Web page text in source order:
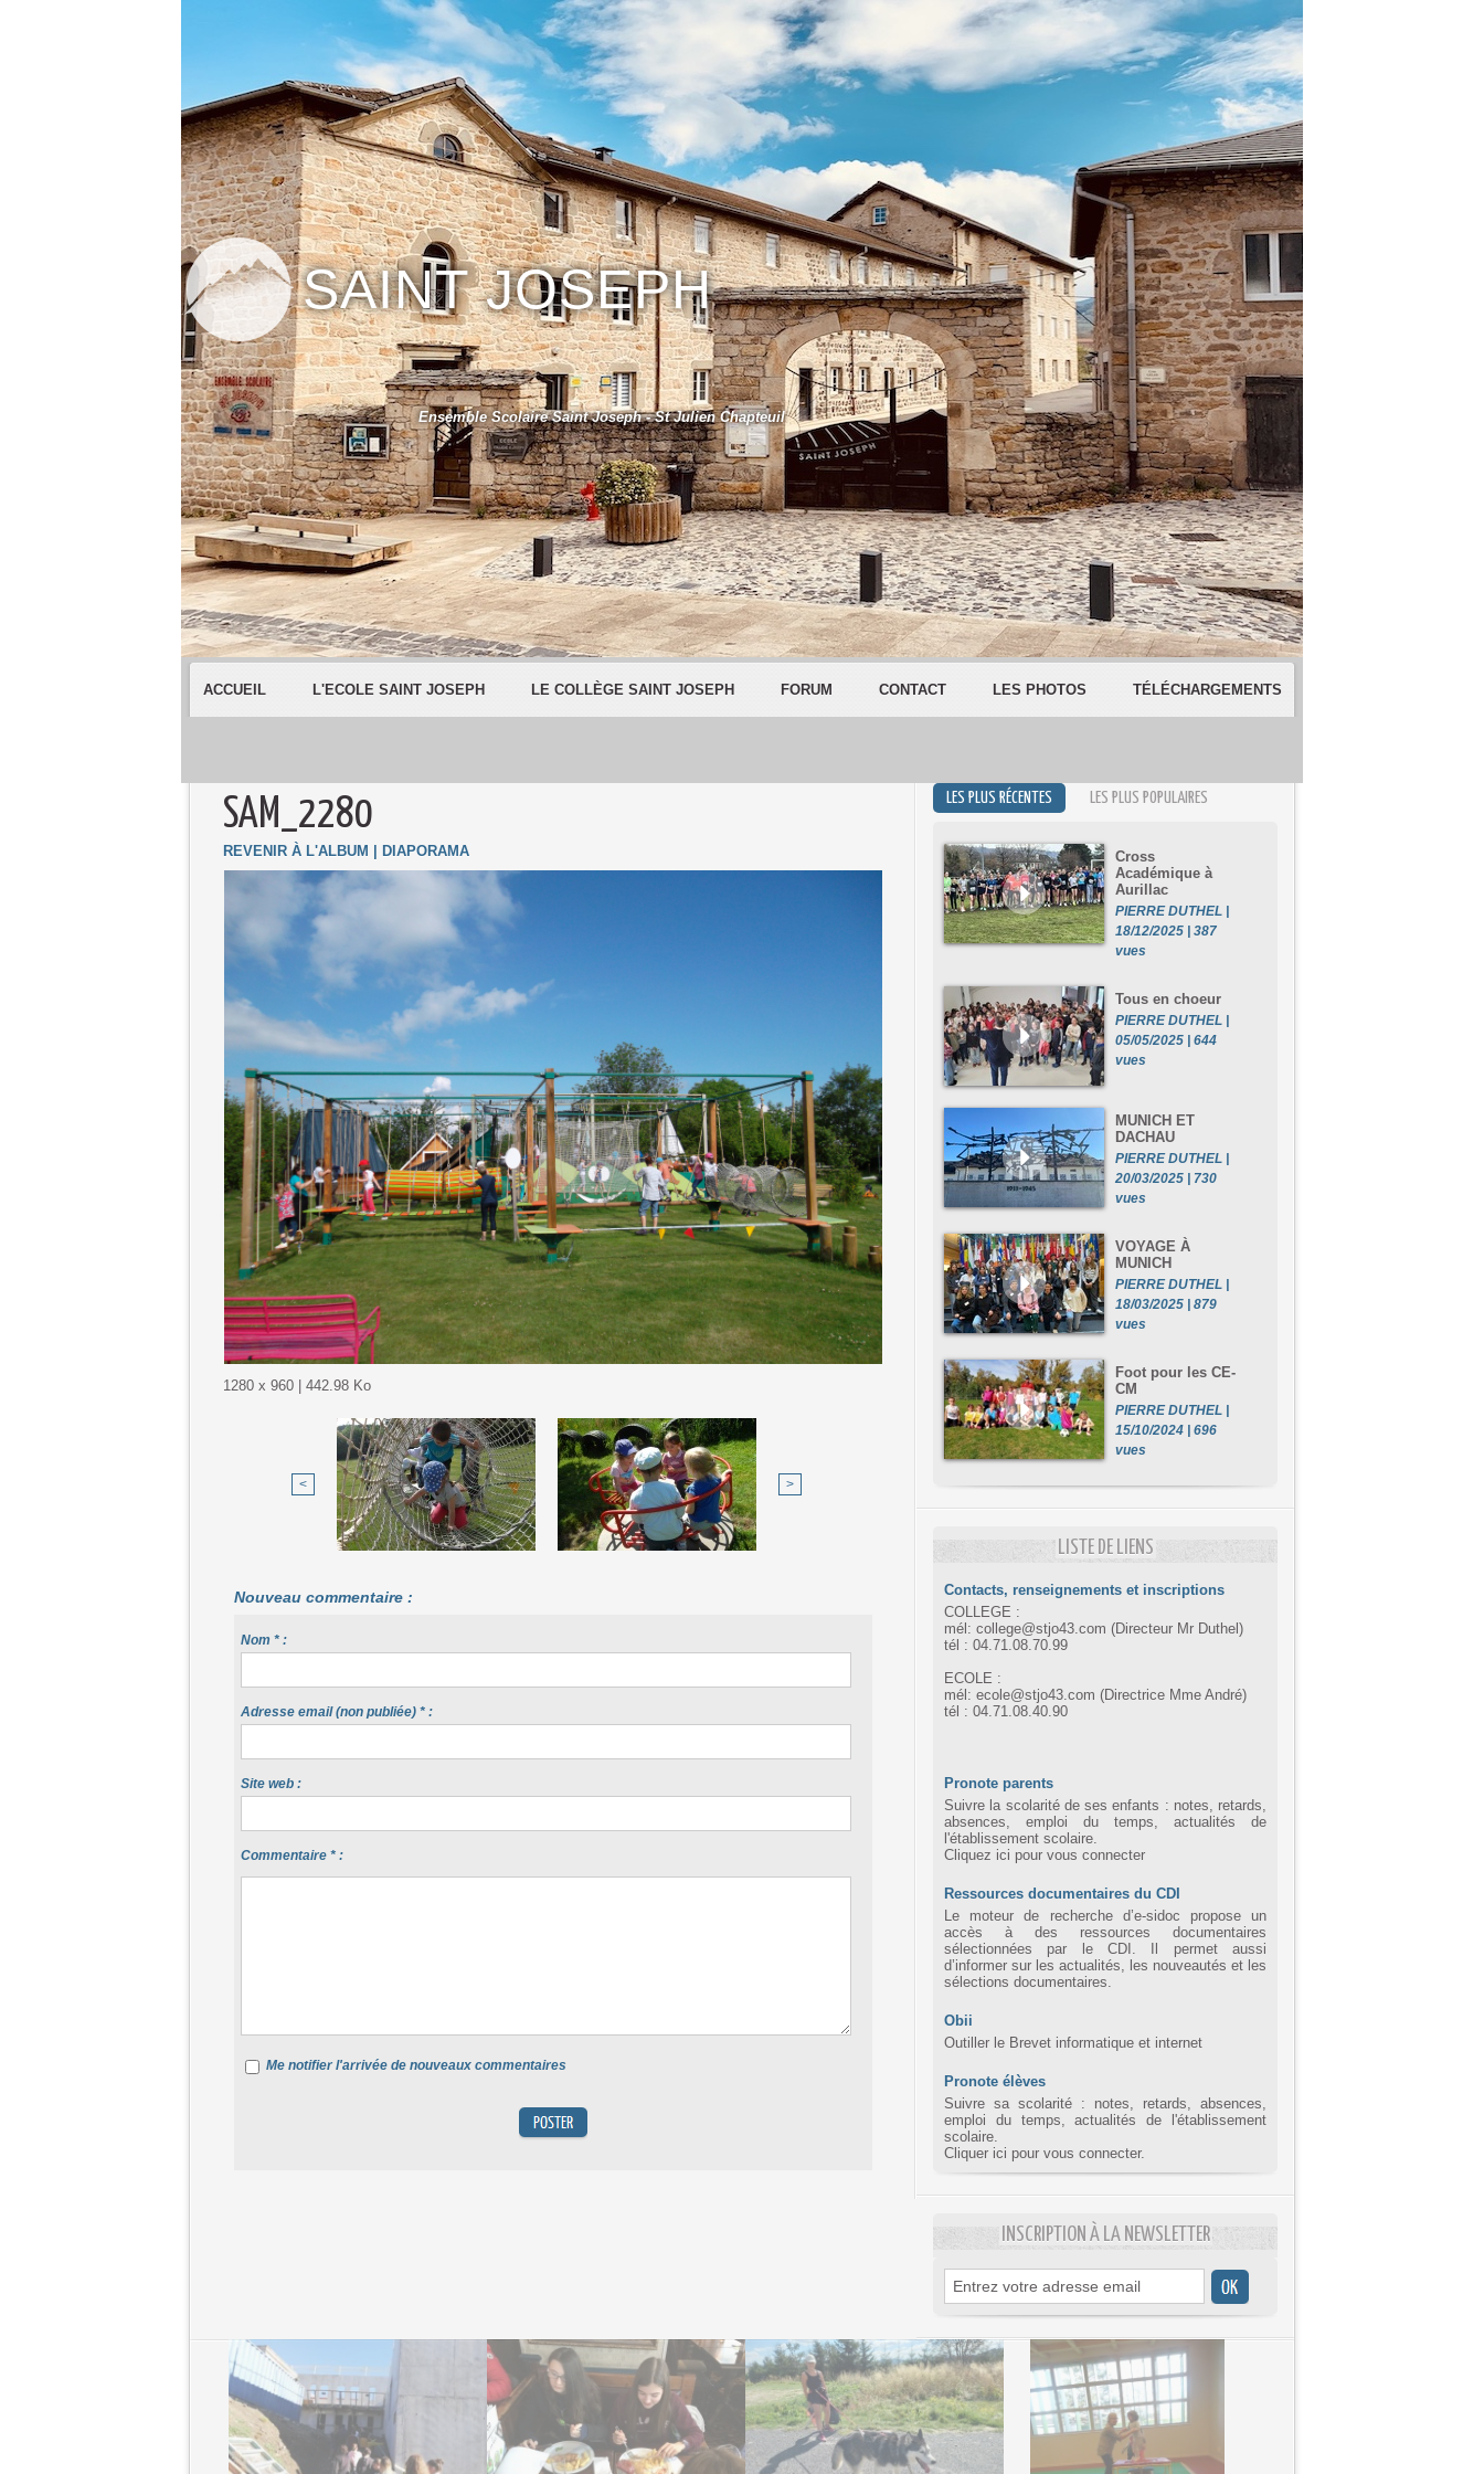
SAINT JOSEPH
Ensemble Scolaire Saint Joseph - St Julien Chapteuil
ACCUEIL L'ECOLE SAINT JOSEPH LE COLLÈGE SAINT JOSEPH FORUM CONTACT LES PHOTOS TÉLÉCHARGEMENTS
SAM_2280
REVENIR À L'ALBUM DIAPORAMA
1280 x 960 | 442.98 Ko
< >
Nouveau commentaire :
Nom * :
Adresse email (non publiée) * :
Site web :
Commentaire * :
Me notifier l'arrivée de nouveaux commentaires
LES PLUS RÉCENTES LES PLUS POPULAIRES
Cross
Académique à
Aurillac
PIERRE DUTHEL |
18/12/2025 | 387
vues
Tous en choeur
PIERRE DUTHEL |
05/05/2025 | 644
vues
MUNICH ET
DACHAU
PIERRE DUTHEL |
20/03/2025 | 730
vues
VOYAGE À
MUNICH
PIERRE DUTHEL |
18/03/2025 | 879
vues
Foot pour les CE-
CM
PIERRE DUTHEL |
15/10/2024 | 696
vues
LISTE DE LIENS
Contacts, renseignements et inscriptions
COLLEGE :
mél: college@stjo43.com (Directeur Mr Duthel)
tél : 04.71.08.70.99
ECOLE :
mél: ecole@stjo43.com (Directrice Mme André)
tél : 04.71.08.40.90
Pronote parents
Suivre la scolarité de ses enfants : notes, retards,
absences, emploi du temps, actualités de
l'établissement scolaire.
Cliquez ici pour vous connecter
Ressources documentaires du CDI
Le moteur de recherche d’e-sidoc propose un
accès à des ressources documentaires
sélectionnées par le CDI. Il permet aussi
d’informer sur les actualités, les nouveautés et les
sélections documentaires.
Obii
Outiller le Brevet informatique et internet
Pronote élèves
Suivre sa scolarité : notes, retards, absences,
emploi du temps, actualités de l'établissement
scolaire.
Cliquer ici pour vous connecter.
INSCRIPTION À LA NEWSLETTER